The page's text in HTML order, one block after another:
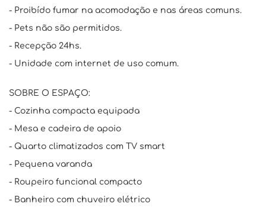
- Proibído fumar na acomodação e nas áreas comuns.
- Pets não são permitidos.
- Recepção 24hs.
- Unidade com internet de uso comum.
SOBRE O ESPAÇO:
- Cozinha compacta equipada
- Mesa e cadeira de apoio
- Quarto climatizados com TV smart
- Pequena varanda
- Roupeiro funcional compacto
- Banheiro com chuveiro elétrico